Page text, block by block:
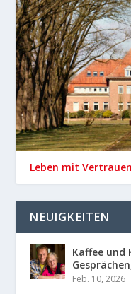
Leben mit Vertrauen
NEUIGKEITEN
Kaffee und
Feb. 10, 2026